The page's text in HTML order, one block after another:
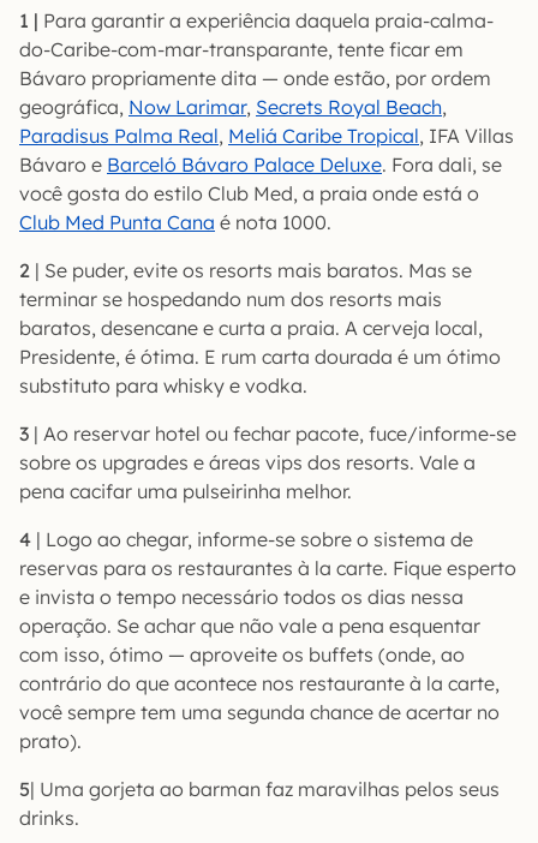
1 | Para garantir a experiência daquela praia-calma-
do-Caribe-com-mar-transparante, tente ficar em
Bávaro propriamente dita — onde estão, por ordem
geográfica, Now Larimar, Secrets Royal Beach,
Paradisus Palma Real, Meliá Caribe Tropical, IFA Villas
Bávaro e Barceló Bávaro Palace Deluxe. Fora dali, se
você gosta do estilo Club Med, a praia onde está o
Club Med Punta Cana é nota 1000.
2 | Se puder, evite os resorts mais baratos. Mas se
terminar se hospedando num dos resorts mais
baratos, desencane e curta a praia. A cerveja local,
Presidente, é ótima. E rum carta dourada é um ótimo
substituto para whisky e vodka.
3 | Ao reservar hotel ou fechar pacote, fuce/informe-se
sobre os upgrades e áreas vips dos resorts. Vale a
pena cacifar uma pulseirinha melhor.
4 | Logo ao chegar, informe-se sobre o sistema de
reservas para os restaurantes à la carte. Fique esperto
e invista o tempo necessário todos os dias nessa
operação. Se achar que não vale a pena esquentar
com isso, ótimo — aproveite os buffets (onde, ao
contrário do que acontece nos restaurante à la carte,
você sempre tem uma segunda chance de acertar no
prato).
5| Uma gorjeta ao barman faz maravilhas pelos seus
drinks.